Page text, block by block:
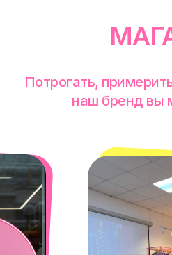
Потрогать,
наш бренд вы